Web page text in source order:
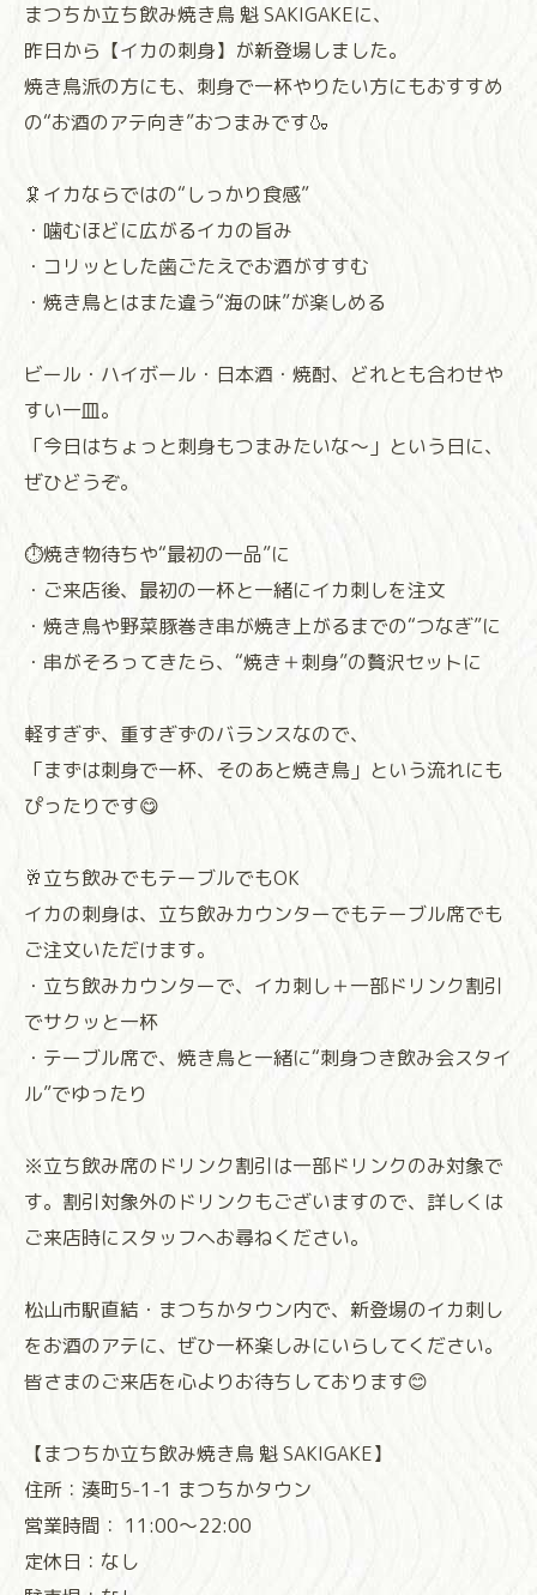
まつちか立ち飲み焼き鳥 魁 SAKIGAKEに、
昨日から【イカの刺身】が新登場しました。
焼き鳥派の方にも、刺身で一杯やりたい方にもおすすめ
の“お酒のアテ向き”おつまみです🍶
🦑イカならではの“しっかり食感”
・噛むほどに広がるイカの旨み
・コリッとした歯ごたえでお酒がすすむ
・焼き鳥とはまた違う“海の味”が楽しめる
ビール・ハイボール・日本酒・焼酎、どれとも合わせや
すい一皿。
「今日はちょっと刺身もつまみたいな〜」という日に、
ぜひどうぞ。
⏱焼き物待ちや“最初の一品”に
・ご来店後、最初の一杯と一緒にイカ刺しを注文
・焼き鳥や野菜豚巻き串が焼き上がるまでの“つなぎ”に
・串がそろってきたら、“焼き＋刺身”の贅沢セットに
軽すぎず、重すぎずのバランスなので、
「まずは刺身で一杯、そのあと焼き鳥」という流れにも
ぴったりです😋
🥂立ち飲みでもテーブルでもOK
イカの刺身は、立ち飲みカウンターでもテーブル席でも
ご注文いただけます。
・立ち飲みカウンターで、イカ刺し＋一部ドリンク割引
でサクッと一杯
・テーブル席で、焼き鳥と一緒に“刺身つき飲み会スタイ
ル”でゆったり
※立ち飲み席のドリンク割引は一部ドリンクのみ対象で
す。割引対象外のドリンクもございますので、詳しくは
ご来店時にスタッフへお尋ねください。
松山市駅直結・まつちかタウン内で、新登場のイカ刺し
をお酒のアテに、ぜひ一杯楽しみにいらしてください。
皆さまのご来店を心よりお待ちしております😊
【まつちか立ち飲み焼き鳥 魁 SAKIGAKE】
住所：湊町5-1-1 まつちかタウン
営業時間： 11:00～22:00
定休日：なし